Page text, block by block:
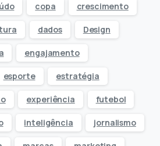
copa crescimento
dados Design
engajamento
esporte estratégia
experiência futebol
inteligência jornalismo